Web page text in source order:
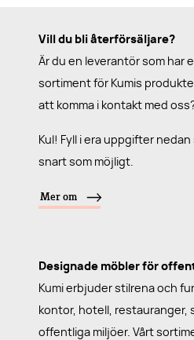
Vill du bli återförsäljare?
Är du en leverantör som har
sortiment för Kumis
att komma i kontakt med
Kul! Fyll i era uppgifter
snart som möjligt.
Mer om
Designade möbler för
Kumi erbjuder stilrena och
kontor, hotell, restauranger,
offentliga miljöer. Vårt